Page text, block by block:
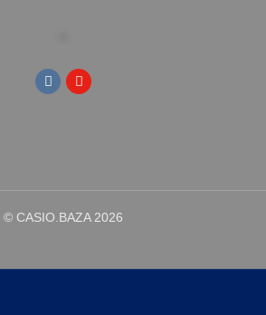
© CASIO.BAZA 2026